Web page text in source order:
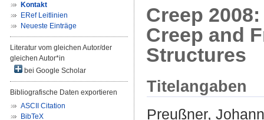
Kontakt
ERef Leitlinien
Neueste Einträge
Literatur vom gleichen Autor/der
gleichen Autor*in
bei Google Scholar
Bibliografische Daten exportieren
ASCII Citation
BibTeX
Creep
Creep and
Structures
Titelangaben
Preußner,